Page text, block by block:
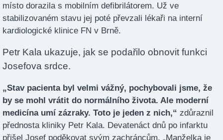
místo dorazila s mobilním defibrilátorem. Už ve
stabilizovaném stavu jej poté převzali lékaři na interní
kardiologické klinice FN v Brně.
Petr Kala ukazuje, jak se podařilo obnovit funkci
Josefova srdce.
„Stav pacienta byl velmi vážný, pochybovali jsme, že
by se mohl vrátit do normálního života. Ale moderní
medicína umí zázraky. Toto je jeden z nich,“ zdůraznil
přednosta kliniky Petr Kala. Devatenáct dnů po infarktu
přišel Josef poděkovat svým zachráncům. „Manželka je